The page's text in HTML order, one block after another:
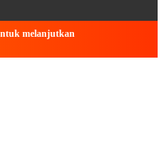
melanjutkan